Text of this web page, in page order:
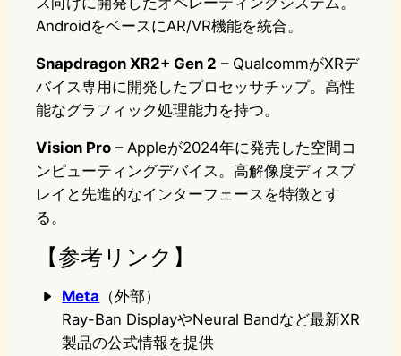
AndroidをベースにAR/VR機能を統合。
Snapdragon XR2+ Gen 2 – QualcommがXRデ
バイス専用に開発したプロセッサチップ。高性
能なグラフィック処理能力を持つ。
Vision Pro – Appleが2024年に発売した空間コ
ンピューティングデバイス。高解像度ディスプ
レイと先進的なインターフェースを特徴とす
る。
【参考リンク】
Meta （外部）
Ray-Ban DisplayやNeural Bandなど最新XR
製品の公式情報を提供